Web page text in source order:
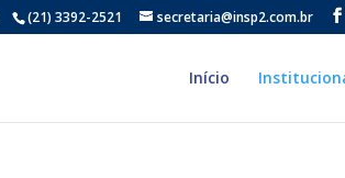
(21) 3392-2521 secretaria@insp2.com.br
Início